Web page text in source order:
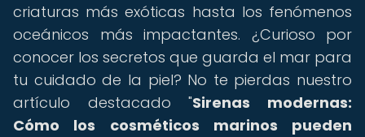
criaturas más exóticas hasta los fenómenos
oceánicos más impactantes. ¿Curioso por
conocer los secretos que guarda el mar para
tu cuidado de la piel? No te pierdas nuestro
artículo destacado "Sirenas modernas:
Cómo los cosméticos marinos pueden